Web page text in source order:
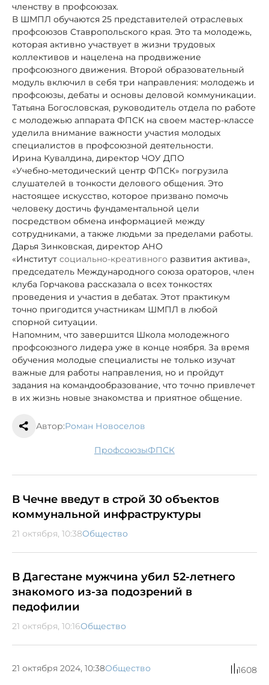
членству в профсоюзах.
В ШМПЛ обучаются 25 представителей отраслевых
профсоюзов Ставропольского края. Это та молодежь,
которая активно участвует в жизни трудовых
коллективов и нацелена на продвижение
профсоюзного движения. Второй образовательный
модуль включил в себя три направления: молодежь и
профсоюзы, дебаты и основы деловой коммуникации.
Татьяна Богословская, руководитель отдела по работе
с молодежью аппарата ФПСК на своем мастер-классе
уделила внимание важности участия молодых
специалистов в профсоюзной деятельности.
Ирина Кувалдина, директор ЧОУ ДПО
«Учебно-методический центр ФПСК» погрузила
слушателей в тонкости делового общения. Это
настоящее искусство, которое призвано помочь
человеку достичь фундаментальной цели
посредством обмена информацией между
сотрудниками, а также людьми за пределами работы.
Дарья Зинковская, директор АНО
«Институт социально-креативного развития актива»,
председатель Международного союза ораторов, член
клуба Горчакова рассказала о всех тонкостях
проведения и участия в дебатах. Этот практикум
точно пригодится участникам ШМПЛ в любой
спорной ситуации.
Напомним, что завершится Школа молодежного
профсоюзного лидера уже в конце ноября. За время
обучения молодые специалисты не только изучат
важные для работы направления, но и пройдут
задания на командообразование, что точно привлечет
в их жизнь новые знакомства и приятное общение.
Автор:Роман Новоселов
профсоюзы ФПСК
В Чечне введут в строй 30 объектов
коммунальной инфраструктуры
21 октября, 10:38Общество
В Дагестане мужчина убил 52-летнего
знакомого из-за подозрений в
педофилии
21 октября, 10:16Общество
21 октября 2024, 10:38Общество 1608